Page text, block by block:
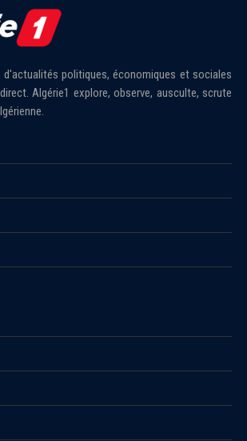
politiques, économiques et sociales
Algérie1 explore, observe, ausculte, scrute